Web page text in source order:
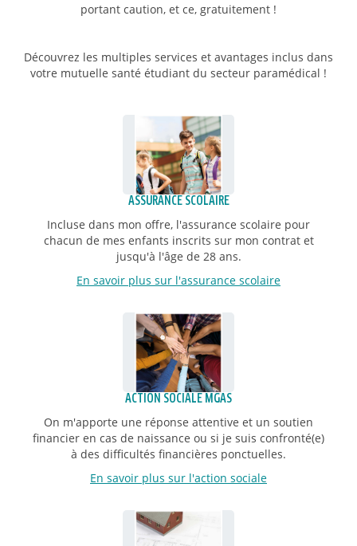
portant caution, et ce, gratuitement !
Découvrez les multiples services et avantages inclus dans
votre mutuelle santé étudiant du secteur paramédical !
ASSURANCE SCOLAIRE
Incluse dans mon offre, l'assurance scolaire pour
chacun de mes enfants inscrits sur mon contrat et
jusqu'à l'âge de 28 ans.
En savoir plus sur l'assurance scolaire
ACTION SOCIALE MGAS
On m'apporte une réponse attentive et un soutien
financier en cas de naissance ou si je suis confronté(e)
à des difficultés financières ponctuelles.
En savoir plus sur l'action sociale